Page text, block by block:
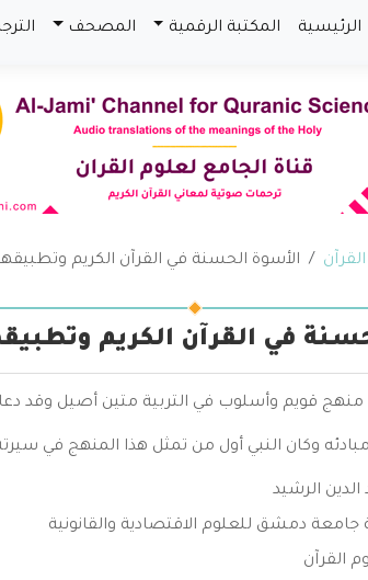
الرئيسية المكتبة الرقمية المصحف
الأسوة الحسنة في القرآن الكريم
في القرآن الكريم
قويم وأسلوب في التربية متين أصيل وقد دعا
وكان النبي أول من تمثل هذا المنهج في
الدين الرشيد
جامعة دمشق للعلوم الاقتصادية والقانونية
القرآن